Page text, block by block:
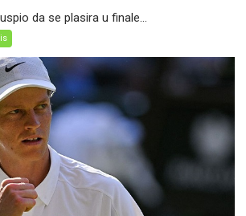
da se plasira u finale...